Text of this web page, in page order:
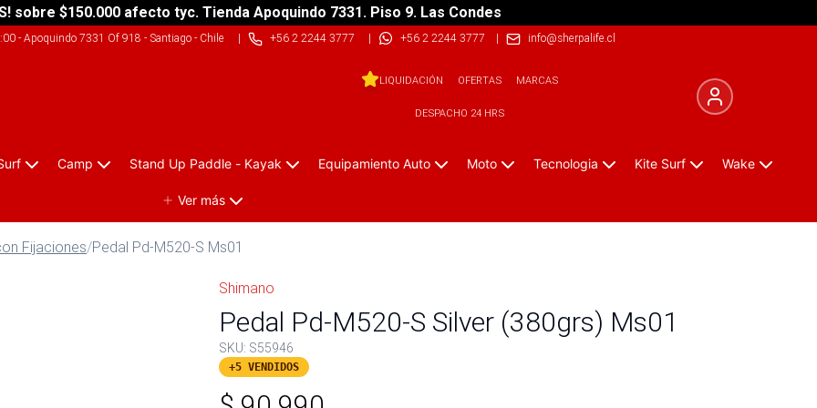
sobre $150.000 afecto tyc. Tienda Apoquindo 7331. Piso 9. Las Condes
- Apoquindo 7331 Of 918 - Santiago - Chile| +56 2 2244 3777 | +56 2 2244 3777 | info@sherpalife.cl
LIQUIDACIÓN OFERTAS MARCAS
DESPACHO 24 HRS
Camp Stand Up Paddle - Kayak Equipamiento Auto Moto Tecnologia Kite Surf Wake
Ver más
Fijaciones/Pedal Pd-M520-S Ms01
Shimano
Pedal Pd-M520-S Silver (380grs) Ms01
SKU: S55946
+5 VENDIDOS